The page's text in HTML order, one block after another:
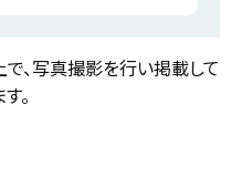
、写真撮影を行い掲載して
。